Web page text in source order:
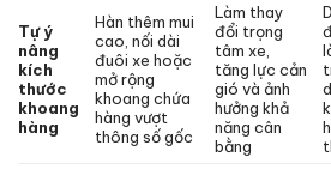
Tự ý
nâng
kích
thước
khoang
hàng
Hàn thêm mui
cao, nối dài
đuôi xe hoặc
mở rộng
khoang chứa
hàng vượt
thông số gốc
Làm thay
đổi trọng
tâm xe,
tăng lực cản
gió và ảnh
hưởng khả
năng cân
bằng